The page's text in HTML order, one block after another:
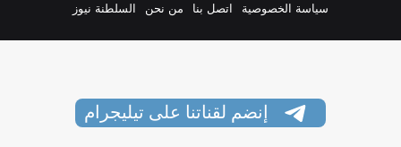
سياسة الخصوصية
اتصل بنا من نحن السلطنة نيوز
إنضم لقناتنا على تيليجرام